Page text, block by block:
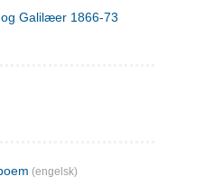
Galilæer 1866-73
(engelsk)